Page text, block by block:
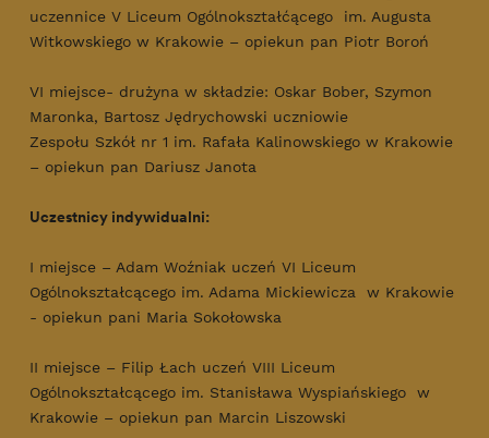
uczennice V Liceum Ogólnokształćącego im. Augusta
Witkowskiego w Krakowie – opiekun pan Piotr Boroń
VI miejsce- drużyna w składzie: Oskar Bober, Szymon
Maronka, Bartosz Jędrychowski uczniowie
Zespołu Szkół nr 1 im. Rafała Kalinowskiego w Krakowie
– opiekun pan Dariusz Janota
Uczestnicy indywidualni:
I miejsce – Adam Woźniak uczeń VI Liceum
Ogólnokształcącego im. Adama Mickiewicza w Krakowie
- opiekun pani Maria Sokołowska
II miejsce – Filip Łach uczeń VIII Liceum
Ogólnokształcącego im. Stanisława Wyspiańskiego w
Krakowie – opiekun pan Marcin Liszowski